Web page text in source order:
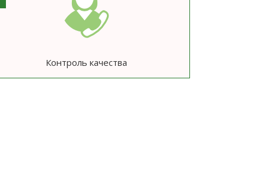
Контроль качества